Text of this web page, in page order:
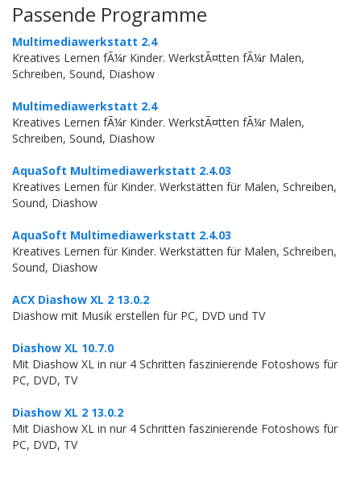
Passende Programme
Multimediawerkstatt 2.4
Kreatives Lernen fÃ¼r Kinder. WerkstÃ¤tten fÃ¼r Malen,
Schreiben, Sound, Diashow
Multimediawerkstatt 2.4
Kreatives Lernen fÃ¼r Kinder. WerkstÃ¤tten fÃ¼r Malen,
Schreiben, Sound, Diashow
AquaSoft Multimediawerkstatt 2.4.03
Kreatives Lernen für Kinder. Werkstätten für Malen, Schreiben,
Sound, Diashow
AquaSoft Multimediawerkstatt 2.4.03
Kreatives Lernen für Kinder. Werkstätten für Malen, Schreiben,
Sound, Diashow
ACX Diashow XL 2 13.0.2
Diashow mit Musik erstellen für PC, DVD und TV
Diashow XL 10.7.0
Mit Diashow XL in nur 4 Schritten faszinierende Fotoshows für
PC, DVD, TV
Diashow XL 2 13.0.2
Mit Diashow XL in nur 4 Schritten faszinierende Fotoshows für
PC, DVD, TV